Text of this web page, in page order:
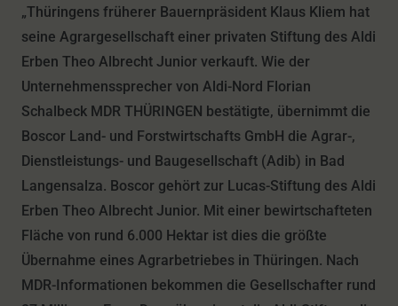
„Thüringens früherer Bauernpräsident Klaus Kliem hat
seine Agrargesellschaft einer privaten Stiftung des Aldi
Erben Theo Albrecht Junior verkauft. Wie der
Unternehmenssprecher von Aldi-Nord Florian
Schalbeck MDR THÜRINGEN bestätigte, übernimmt die
Boscor Land- und Forstwirtschafts GmbH die Agrar-,
Dienstleistungs- und Baugesellschaft (Adib) in Bad
Langensalza. Boscor gehört zur Lucas-Stiftung des Aldi
Erben Theo Albrecht Junior. Mit einer bewirtschafteten
Fläche von rund 6.000 Hektar ist dies die größte
Übernahme eines Agrarbetriebes in Thüringen. Nach
MDR-Informationen bekommen die Gesellschafter rund